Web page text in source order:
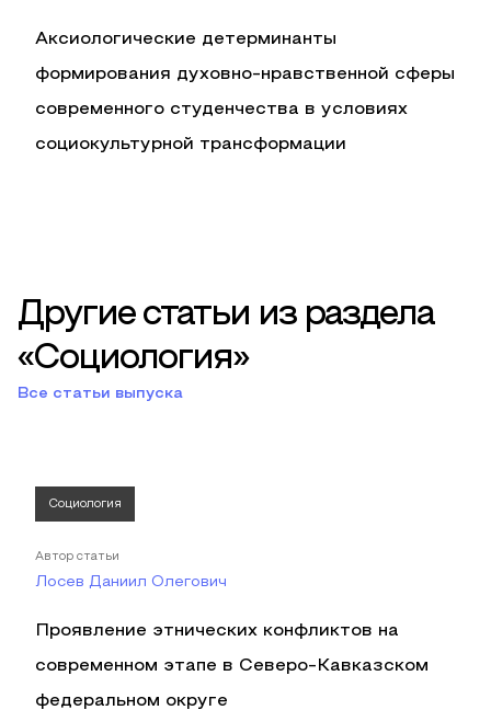
Аксиологические детерминанты
формирования духовно-нравственной сферы
современного студенчества в условиях
социокультурной трансформации
Другие статьи из раздела
«Социология»
Все статьи выпуска
Социология
Автор статьи
Лосев Даниил Олегович
Проявление этнических конфликтов на
современном этапе в Северо-Кавказском
федеральном округе